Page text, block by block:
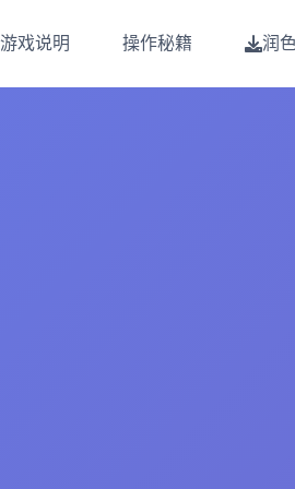
游戏说明 操作秘籍 润